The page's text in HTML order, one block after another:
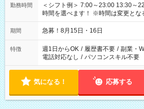
勤務時間
＜シフト例＞ 7:00～23:00 13:30～22:00 上記の時間から
時間を選べます！ ※時間は変更とな
期間 急募！8月15日・16日
特徴 週1日からOK / 履歴書不要 / 副業・
電話対応なし / パソコンスキル不要
気になる！ 応募する